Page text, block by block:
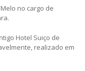
no cargo de
Hotel Suiço de
realizado em